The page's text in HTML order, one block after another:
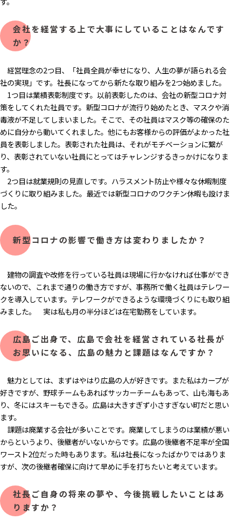
会社を経営する上で大事にしていることはなんです
か？
経営理念の2つ目、「社員全員が幸せになり、人生の夢が語られる会
社の実現」です。社長になってから新たな取り組みを2つ始めました。
1つ目は業績表彰制度です。以前表彰したのは、会社の新型コロナ対
策をしてくれた社員です。新型コロナが流行り始めたとき、マスクや消
毒液が不足してしまいました。そこで、その社員はマスク等の確保のた
めに自分から動いてくれました。他にもお客様からの評価がよかった社
員を表彰しました。表彰された社員は、それがモチベーションに繋が
り、表彰されていない社員にとってはチャレンジするきっかけになりま
す。
2つ目は就業規則の見直しです。ハラスメント防止や様々な休暇制度
づくりに取り組みました。最近では新型コロナのワクチン休暇も設けま
した。
新型コロナの影響で働き方は変わりましたか？
建物の調査や改修を行っている社員は現場に行かなければ仕事ができ
ないので、これまで通りの働き方ですが、事務所で働く社員はテレワー
クを導入しています。テレワークができるような環境づくりにも取り組
みました。 実は私も月の半分ほどは在宅勤務をしています。
広島ご出身で、広島で会社を経営されている社長が
お思いになる、広島の魅力と課題はなんですか？
魅力としては、まずはやはり広島の人が好きです。また私はカープが
好きですが、野球チームもあればサッカーチームもあって、山も海もあ
り、冬にはスキーもできる。広島は大きすぎず小さすぎない町だと思い
ます。
課題は廃業する会社が多いことです。廃業してしまうのは業績が悪い
からというより、後継者がいないからです。広島の後継者不足率が全国
ワースト2位だった時もあります。私は社長になったばかりではありま
すが、次の後継者確保に向けて早めに手を打ちたいと考えています。
社長ご自身の将来の夢や、今後挑戦したいことはあ
りますか？